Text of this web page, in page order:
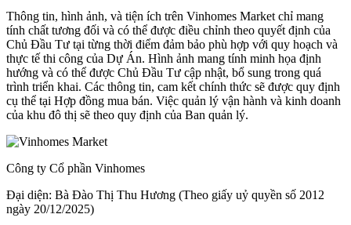
Thông tin, hình ảnh, và tiện ích trên Vinhomes Market chỉ mang
tính chất tương đối và có thể được điều chỉnh theo quyết định của
Chủ Đầu Tư tại từng thời điểm đảm bảo phù hợp với quy hoạch và
thực tế thi công của Dự Án. Hình ảnh mang tính minh họa định
hướng và có thể được Chủ Đầu Tư cập nhật, bổ sung trong quá
trình triển khai. Các thông tin, cam kết chính thức sẽ được quy định
cụ thể tại Hợp đồng mua bán. Việc quản lý vận hành và kinh doanh
của khu đô thị sẽ theo quy định của Ban quản lý.
Công ty Cổ phần Vinhomes
Đại diện: Bà Đào Thị Thu Hương (Theo giấy uỷ quyền số 2012
ngày 20/12/2025)